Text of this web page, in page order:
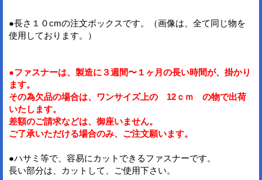
●長さ１０cmの注文ボックスです。（画像は、全て同じ物を
使用しております。）
●ファスナーは、製造に３週間〜１ヶ月の長い時間が、掛かり
ます。
その為欠品の場合は、ワンサイズ上の 12ｃｍ の物で出荷
いたします。
差額のご請求などは、御座いません。
ご了承いただける場合のみ、ご注文願います。
●ハサミ等で、容易にカットできるファスナーです。
長い部分は、カットして、ご使用下さい。